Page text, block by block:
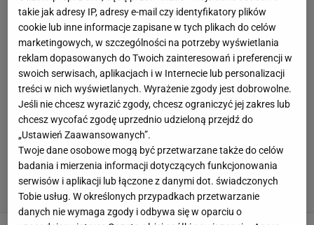
takie jak adresy IP, adresy e-mail czy identyfikatory plików
cookie lub inne informacje zapisane w tych plikach do celów
marketingowych, w szczególności na potrzeby wyświetlania
reklam dopasowanych do Twoich zainteresowań i preferencji w
swoich serwisach, aplikacjach i w Internecie lub personalizacji
treści w nich wyświetlanych. Wyrażenie zgody jest dobrowolne.
Jeśli nie chcesz wyrazić zgody, chcesz ograniczyć jej zakres lub
chcesz wycofać zgodę uprzednio udzieloną przejdź do
„Ustawień Zaawansowanych”.
Twoje dane osobowe mogą być przetwarzane także do celów
badania i mierzenia informacji dotyczących funkcjonowania
serwisów i aplikacji lub łączone z danymi dot. świadczonych
Tobie usług. W określonych przypadkach przetwarzanie
danych nie wymaga zgody i odbywa się w oparciu o